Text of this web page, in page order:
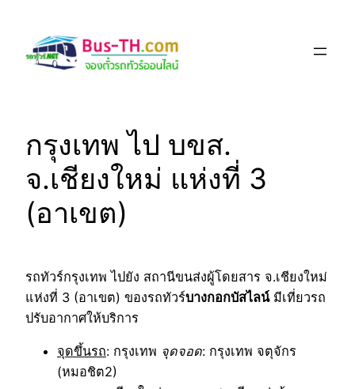
content
กรุงเทพ ไป บขส.
จ.เชียงใหม่ แห่งที่ 3
(อาเขต)
รถทัวร์กรุงเทพ ไปยัง สถานีขนส่งผู้โดยสาร จ.เชียงใหม่
แห่งที่ 3 (อาเขต) ของรถทัวร์บางกอกบัสไลน์มีเที่ยวรถ
ปรับอากาศให้บริการ
จุดขึ้นรถ: กรุงเทพ จุดจอด: กรุงเทพ จตุจักร
(หมอชิต2)